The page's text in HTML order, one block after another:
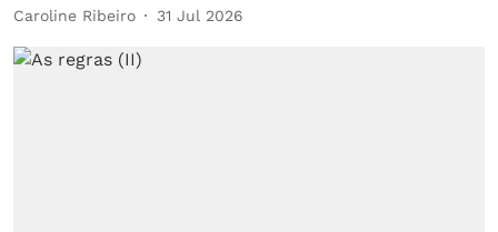
Caroline Ribeiro 31 Jul 2026